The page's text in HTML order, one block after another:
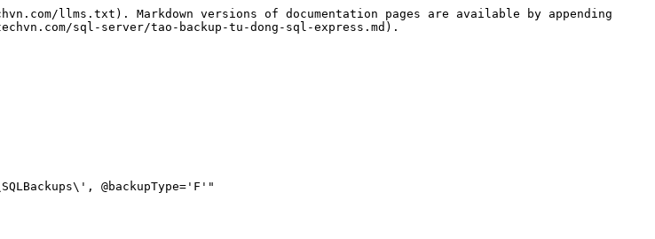
llms.txt). Markdown versions of documentation pages are available by appending
sql-server/tao-backup-tu-dong-sql-express.md).